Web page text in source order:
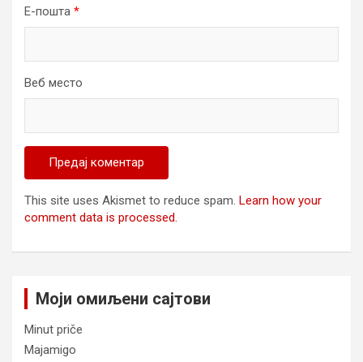
Е-пошта *
Веб место
This site uses Akismet to reduce spam. Learn how your
comment data is processed.
Моји омиљени сајтови
Minut priče
Majamigo